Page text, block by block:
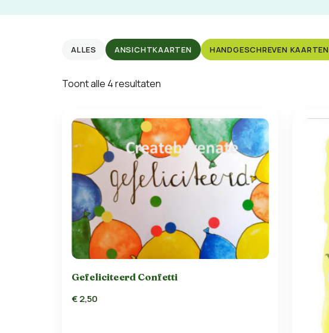
ALLES ANSICHTKAARTEN HANDGESCHREVEN KAARTEN
Toont alle 4 resultaten
Gefeliciteerd Confetti
€2,50